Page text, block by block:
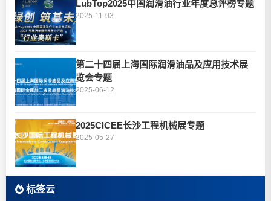
LubTop2025中国润滑油行业年度总评榜专题
2025-11-03
第二十四届上海国际润滑油品及应用技术展
览会专题
2025-06-12
2025CICEE长沙工程机械展专题
2025-05-27
标签云